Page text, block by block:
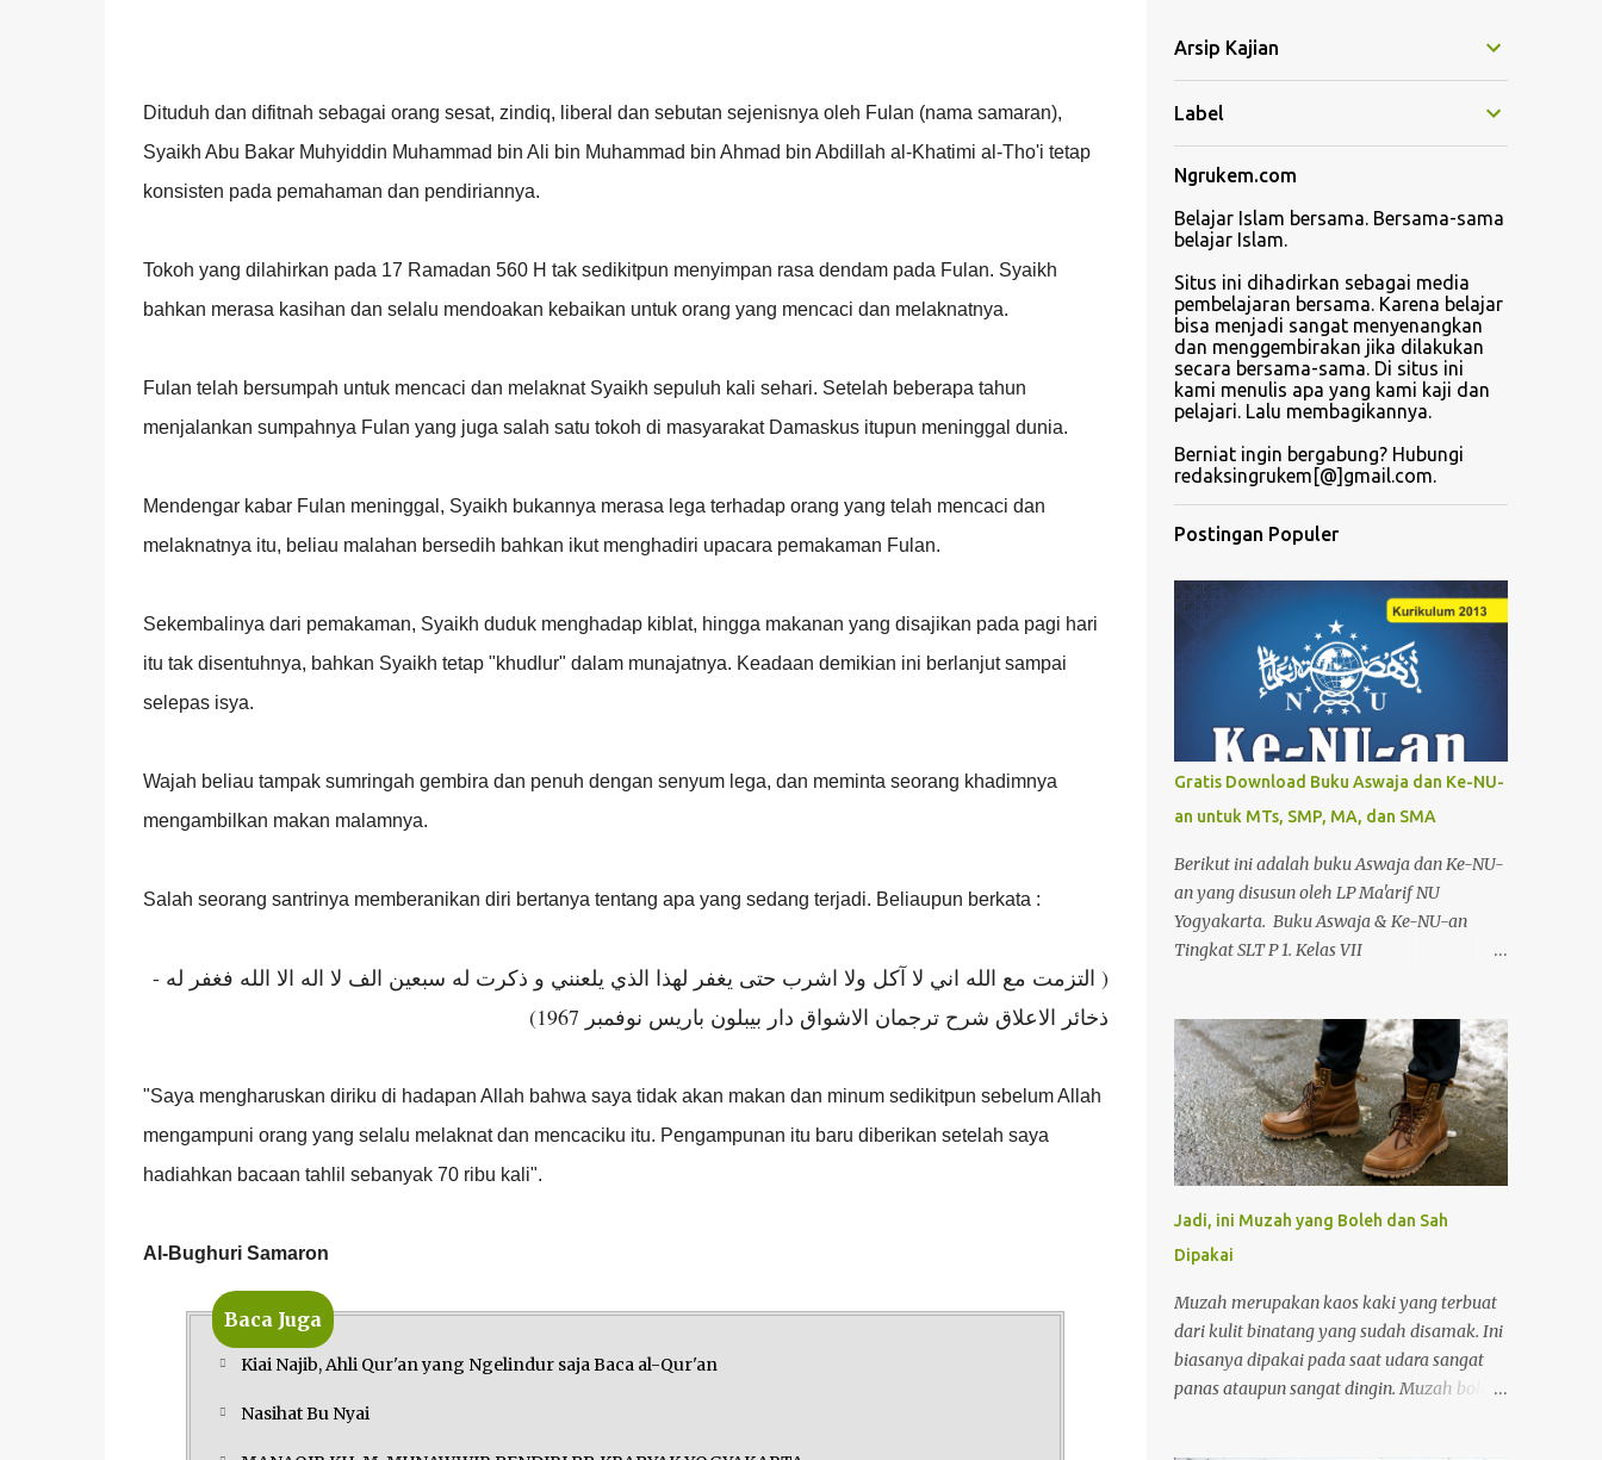
Dituduh dan difitnah sebagai orang sesat, zindiq, liberal dan sebutan sejenisnya oleh Fulan (nama samaran),
Syaikh Abu Bakar Muhyiddin Muhammad bin Ali bin Muhammad bin Ahmad bin Abdillah al-Khatimi al-Tho'i tetap
konsisten pada pemahaman dan pendiriannya.
Tokoh yang dilahirkan pada 17 Ramadan 560 H tak sedikitpun menyimpan rasa dendam pada Fulan. Syaikh
bahkan merasa kasihan dan selalu mendoakan kebaikan untuk orang yang mencaci dan melaknatnya.
Fulan telah bersumpah untuk mencaci dan melaknat Syaikh sepuluh kali sehari. Setelah beberapa tahun
menjalankan sumpahnya Fulan yang juga salah satu tokoh di masyarakat Damaskus itupun meninggal dunia.
Mendengar kabar Fulan meninggal, Syaikh bukannya merasa lega terhadap orang yang telah mencaci dan
melaknatnya itu, beliau malahan bersedih bahkan ikut menghadiri upacara pemakaman Fulan.
Sekembalinya dari pemakaman, Syaikh duduk menghadap kiblat, hingga makanan yang disajikan pada pagi hari
itu tak disentuhnya, bahkan Syaikh tetap "khudlur" dalam munajatnya. Keadaan demikian ini berlanjut sampai
selepas isya.
Wajah beliau tampak sumringah gembira dan penuh dengan senyum lega, dan meminta seorang khadimnya
mengambilkan makan malamnya.
Salah seorang santrinya memberanikan diri bertanya tentang apa yang sedang terjadi. Beliaupun berkata :
( التزمت مع الله اني لا آكل ولا اشرب حتى يغفر لهذا الذي يلعنني و ذكرت له سبعين الف لا اله الا الله فغفر له -
ذخائر الاعلاق شرح ترجمان الاشواق دار بيبلون باريس نوفمبر 1967)
"Saya mengharuskan diriku di hadapan Allah bahwa saya tidak akan makan dan minum sedikitpun sebelum Allah
mengampuni orang yang selalu melaknat dan mencaciku itu. Pengampunan itu baru diberikan setelah saya
hadiahkan bacaan tahlil sebanyak 70 ribu kali".
Al-Bughuri Samaron
Baca Juga
Kiai Najib, Ahli Qur'an yang Ngelindur saja Baca al-Qur'an
Nasihat Bu Nyai
Arsip Kajian
Label
Ngrukem.com
Belajar Islam bersama. Bersama-sama
belajar Islam.
Situs ini dihadirkan sebagai media
pembelajaran bersama. Karena belajar
bisa menjadi sangat menyenangkan
dan menggembirakan jika dilakukan
secara bersama-sama. Di situs ini
kami menulis apa yang kami kaji dan
pelajari. Lalu membagikannya.
Berniat ingin bergabung? Hubungi
redaksingrukem[@]gmail.com.
Postingan Populer
Gratis Download Buku Aswaja dan Ke-NU-
an untuk MTs, SMP, MA, dan SMA
Berikut ini adalah buku Aswaja dan Ke-NU-
an yang disusun oleh LP Ma'arif NU
Yogyakarta. Buku Aswaja & Ke-NU-an
Tingkat SLT P 1. Kelas VII
usp=drivesdk 2. Kelas VIII
https://drive.google.com/file/d/11zJSQyMq4
0ER4balcSxL6anXMMwlQ4I3/view?
usp=drivesdk 3. Kelas IX
https://drive.google.com/file/d/12QBC7ym-
_zxZfbDMH0MRZk1cps8B4BJZ/view?
usp=drivesdk Buku Aswaja & Ke-NU-an
Tingkat SLTA 1. Kelas X
https://drive.google.com/file/d/12Qzm1Zths
Lht5I-pimgboiGXLBwuUlMG/view?
usp=drivesdk 2. Kelas XI
https://drive.google.com/file/d/12TgmO9XrI
J9fN7hlebLqydygScmM2gAk/view?
Jadi, ini Muzah yang Boleh dan Sah
Dipakai
Muzah merupakan kaos kaki yang terbuat
dari kulit binatang yang sudah disamak. Ini
biasanya dipakai pada saat udara sangat
panas ataupun sangat dingin. Muzah boleh